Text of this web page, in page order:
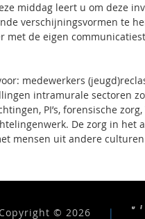
middag leert u om deze
verschijningsvormen te
met de eigen
medewerkers
intramurale sectoren
PI’s, forensische
De zorg in het
mensen uit andere
Copyright © 2026 |